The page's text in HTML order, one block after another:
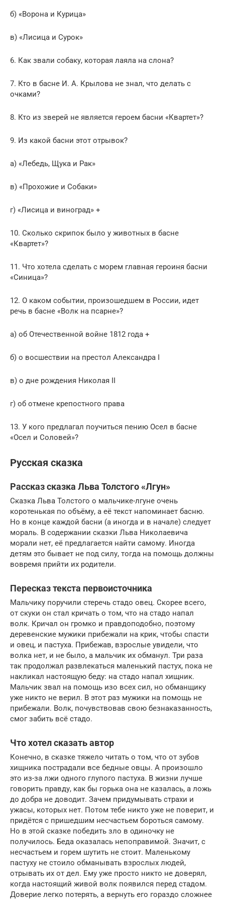
б) «Ворона и Курица»
в) «Лисица и Сурок»
6. Как звали собаку, которая лаяла на слона?
7. Кто в басне И. А. Крылова не знал, что делать с
очками?
8. Кто из зверей не является героем басни «Квартет»?
9. Из какой басни этот отрывок?
а) «Лебедь, Щука и Рак»
в) «Прохожие и Собаки»
г) «Лисица и виноград» +
10. Сколько скрипок было у животных в басне
«Квартет»?
11. Что хотела сделать с морем главная героиня басни
«Синица»?
12. О каком событии, произошедшем в России, идет
речь в басне «Волк на псарне»?
а) об Отечественной войне 1812 года +
б) о восшествии на престол Александра I
в) о дне рождения Николая II
г) об отмене крепостного права
13. У кого предлагал поучиться пению Осел в басне
«Осел и Соловей»?
Русская сказка
Рассказ сказка Льва Толстого «Лгун»
Сказка Льва Толстого о мальчике-лгуне очень
коротенькая по объёму, а её текст напоминает басню.
Но в конце каждой басни (а иногда и в начале) следует
мораль. В содержании сказки Льва Николаевича
морали нет, её предлагается найти самому. Иногда
детям это бывает не под силу, тогда на помощь должны
вовремя прийти их родители.
Пересказ текста первоисточника
Мальчику поручили стеречь стадо овец. Скорее всего,
от скуки он стал кричать о том, что на стадо напал
волк. Кричал он громко и правдоподобно, поэтому
деревенские мужики прибежали на крик, чтобы спасти
и овец, и пастуха. Прибежав, взрослые увидели, что
волка нет, и не было, а мальчик их обманул. Три раза
так продолжал развлекаться маленький пастух, пока не
накликал настоящую беду: на стадо напал хищник.
Мальчик звал на помощь изо всех сил, но обманщику
уже никто не верил. В этот раз мужики на помощь не
прибежали. Волк, почувствовав свою безнаказанность,
смог забить всё стадо.
Что хотел сказать автор
Конечно, в сказке тяжело читать о том, что от зубов
хищника пострадали все бедные овцы. А произошло
это из-за лжи одного глупого пастуха. В жизни лучше
говорить правду, как бы горька она не казалась, а ложь
до добра не доводит. Зачем придумывать страхи и
ужасы, которых нет. Потом тебе никто уже не поверит, и
придётся с пришедшим несчастьем бороться самому.
Но в этой сказке победить зло в одиночку не
получилось. Беда оказалась непоправимой. Значит, с
несчастьем и горем шутить не стоит. Маленькому
пастуху не стоило обманывать взрослых людей,
отрывать их от дел. Ему уже просто никто не доверял,
когда настоящий живой волк появился перед стадом.
Доверие легко потерять, а вернуть его гораздо сложнее